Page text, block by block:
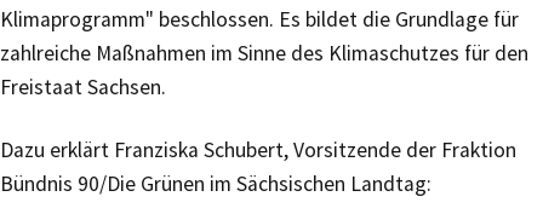
Klimaprogramm" beschlossen. Es bildet die Grundlage für
zahlreiche Maßnahmen im Sinne des Klimaschutzes für den
Freistaat Sachsen.
Dazu erklärt Franziska Schubert, Vorsitzende der Fraktion
Bündnis 90/Die Grünen im Sächsischen Landtag: